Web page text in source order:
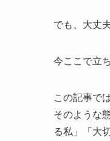
でも、大丈
今ここで立
この記事で
そのような
る私」「大